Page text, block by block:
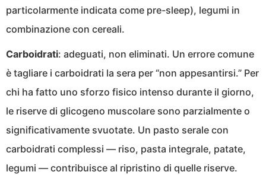
particolarmente indicata come pre-sleep), legumi in
combinazione con cereali.
Carboidrati: adeguati, non eliminati. Un errore comune
è tagliare i carboidrati la sera per “non appesantirsi.” Per
chi ha fatto uno sforzo fisico intenso durante il giorno,
le riserve di glicogeno muscolare sono parzialmente o
significativamente svuotate. Un pasto serale con
carboidrati complessi — riso, pasta integrale, patate,
legumi — contribuisce al ripristino di quelle riserve.